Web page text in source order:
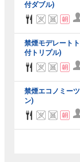
付ダブル)
禁煙モデレート
付トリプル)
禁煙エコノミー
ン)